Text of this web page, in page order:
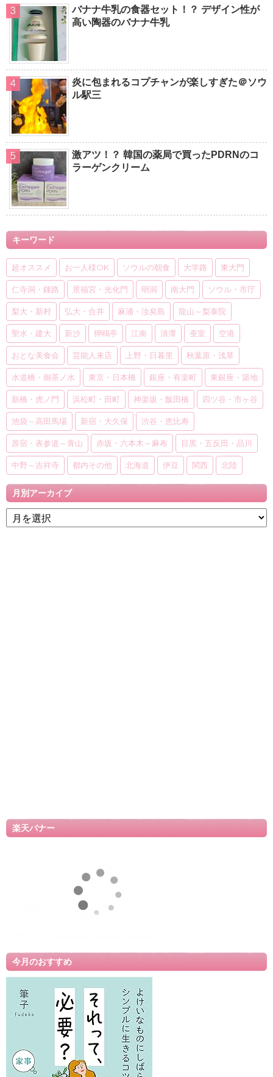
バナナ牛乳の食器セット！？ デザイン性が
高い陶器のバナナ牛乳
炎に包まれるコプチャンが楽しすぎた＠ソウ
ル駅三
激アツ！？ 韓国の薬局で買ったPDRNのコ
ラーゲンクリーム
キーワード
超オススメ お一人様OK ソウルの朝食 大学路 東大門
仁寺洞・鍾路 景福宮・光化門 明洞 南大門 ソウル・市庁
梨大・新村 弘大・合井 麻浦・汝矣島 龍山～梨泰院
聖水・建大 新沙 狎鴎亭 江南 清潭 蚕室 空港
おとな美食会 芸能人来店 上野・日暮里 秋葉原・浅草
水道橋・御茶ノ水 東京・日本橋 銀座・有楽町 東銀座・築地
新橋・虎ノ門 浜松町・田町 神楽坂・飯田橋 四ツ谷・市ヶ谷
池袋～高田馬場 新宿・大久保 渋谷・恵比寿
原宿・表参道～青山 赤坂・六本木～麻布 目黒・五反田・品川
中野～吉祥寺 都内その他 北海道 伊豆 関西 北陸
月別アーカイブ
楽天バナー
今月のおすすめ